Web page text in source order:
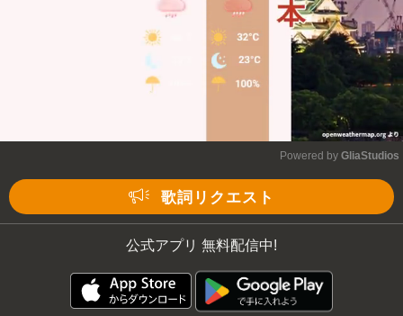
Powered by GliaStudios
歌詞リクエスト
公式アプリ 無料配信中!